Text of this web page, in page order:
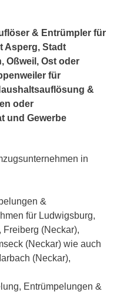
& Entrümpler für
Asperg, Stadt
Oßweil, Ost oder
für
&
oder
und Gewerbe
in
&
für Ludwigsburg,
Freiberg (Neckar),
(Neckar) wie auch
(Neckar),
Entrümpelungen &